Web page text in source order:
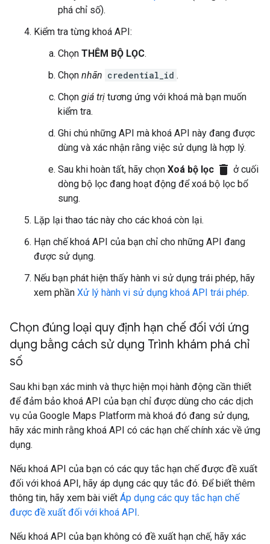
phá chỉ số).
Kiểm tra từng khoá API:
Chọn THÊM BỘ LỌC.
Chọn nhãn credential_id .
Chọn giá trị tương ứng với khoá mà bạn muốn
kiểm tra.
Ghi chú những API mà khoá API này đang được
dùng và xác nhận rằng việc sử dụng là hợp lý.
Sau khi hoàn tất, hãy chọn Xoá bộ lọc delete ở cuối
dòng bộ lọc đang hoạt động để xoá bộ lọc bổ
sung.
Lặp lại thao tác này cho các khoá còn lại.
Hạn chế khoá API của bạn chỉ cho những API đang
được sử dụng.
Nếu bạn phát hiện thấy hành vi sử dụng trái phép, hãy
xem phần Xử lý hành vi sử dụng khoá API trái phép.
Chọn đúng loại quy định hạn chế đối với ứng
dụng bằng cách sử dụng Trình khám phá chỉ
số
Sau khi bạn xác minh và thực hiện mọi hành động cần thiết
để đảm bảo khoá API của bạn chỉ được dùng cho các dịch
vụ của Google Maps Platform mà khoá đó đang sử dụng,
hãy xác minh rằng khoá API có các hạn chế chính xác về ứng
dụng.
Nếu khoá API của bạn có các quy tắc hạn chế được đề xuất
đối với khoá API, hãy áp dụng các quy tắc đó. Để biết thêm
thông tin, hãy xem bài viết Áp dụng các quy tắc hạn chế
được đề xuất đối với khoá API.
Nếu khoá API của bạn không có đề xuất hạn chế, hãy xác